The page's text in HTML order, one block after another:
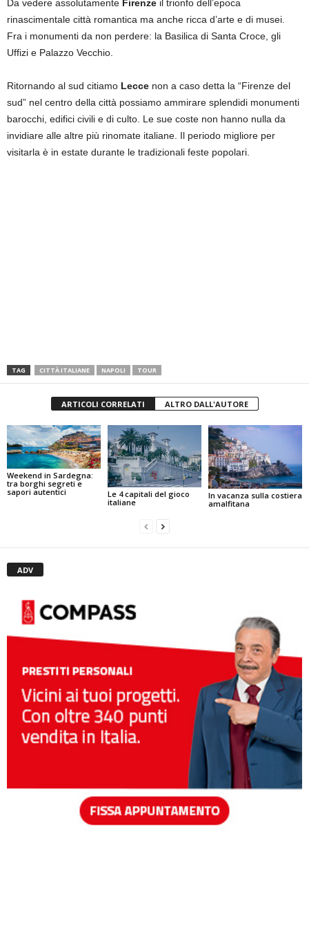
Da vedere assolutamente Firenze il trionfo dell’epoca
rinascimentale città romantica ma anche ricca d’arte e di musei.
Fra i monumenti da non perdere: la Basilica di Santa Croce, gli
Uffizi e Palazzo Vecchio.
Ritornando al sud citiamo Lecce non a caso detta la “Firenze del
sud” nel centro della città possiamo ammirare splendidi monumenti
barocchi, edifici civili e di culto. Le sue coste non hanno nulla da
invidiare alle altre più rinomate italiane. Il periodo migliore per
visitarla è in estate durante le tradizionali feste popolari.
TAG CITTÀ ITALIANE NAPOLI TOUR
ARTICOLI CORRELATI ALTRO DALL'AUTORE
Weekend in Sardegna:
tra borghi segreti e
sapori autentici
Le 4 capitali del gioco
italiane
In vacanza sulla costiera
amalfitana
ADV